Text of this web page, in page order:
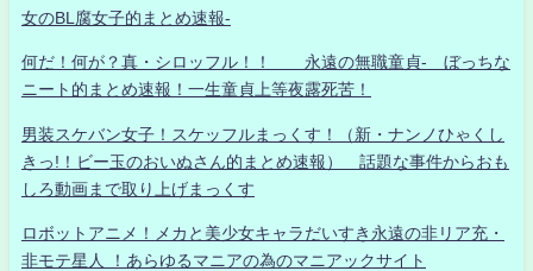
女のBL腐女子的まとめ速報-
何だ！何が？真・シロッフル！！ 永遠の無職童貞- ぼっちな
ニート的まとめ速報！一生童貞上等夜露死苦！
男装スケバン女子！スケッフルまっくす！（新・ナンノひゃくし
きっ!！ビー玉のおいぬさん的まとめ速報） 話題な事件からおも
しろ動画まで取り上げまっくす
ロボットアニメ！メカと美少女キャラだいすき永遠の非リア充・
非モテ星人 ！あらゆるマニアの為のマニアックサイト